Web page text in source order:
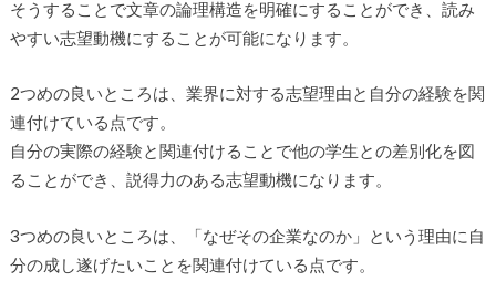
そうすることで文章の論理構造を明確にすることができ、読み
やすい志望動機にすることが可能になります。
2つめの良いところは、業界に対する志望理由と自分の経験を関
連付けている点です。
自分の実際の経験と関連付けることで他の学生との差別化を図
ることができ、説得力のある志望動機になります。
3つめの良いところは、「なぜその企業なのか」という理由に自
分の成し遂げたいことを関連付けている点です。